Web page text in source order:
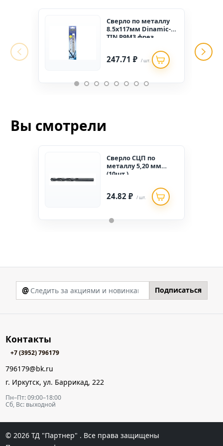
Сверло по металлу
8.5х117мм Dinamic-
TIN Р9М3 фрез.
247.71 ₽ / шт.
Вы смотрели
Сверло СЦП по
металлу 5,20 мм
(10шт.)
24.82 ₽ / шт.
@ Подписаться
Контакты
+7 (3952) 796179
796179@bk.ru
г. Иркутск, ул. Баррикад, 222
Пн–Пт: 09:00–18:00
Сб, Вс: выходной
© 2026 ТД "Партнер" . Все права защищены